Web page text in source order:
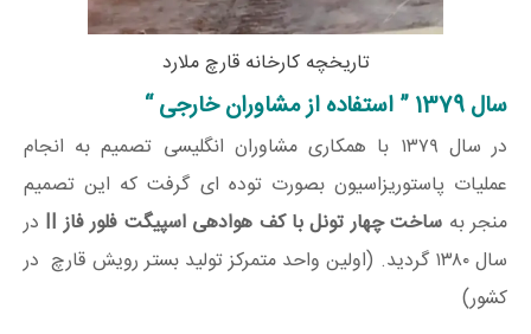
تاریخچه‌ کارخانه قارچ ملارد
سال 1379 ” استفاده از مشاوران خارجی “
در سال ۱۳۷۹ با همکاری مشاوران انگلیسی تصمیم به انجام
عملیات پاستوریزاسیون بصورت توده ای گرفت که این تصمیم
منجر به ساخت چهار تونل با کف هوادهی اسپیگت فلور فاز II
در
سال ۱۳۸۰ گردید. (اولین واحد متمرکز تولید بستر رویش قارچ در
کشور)